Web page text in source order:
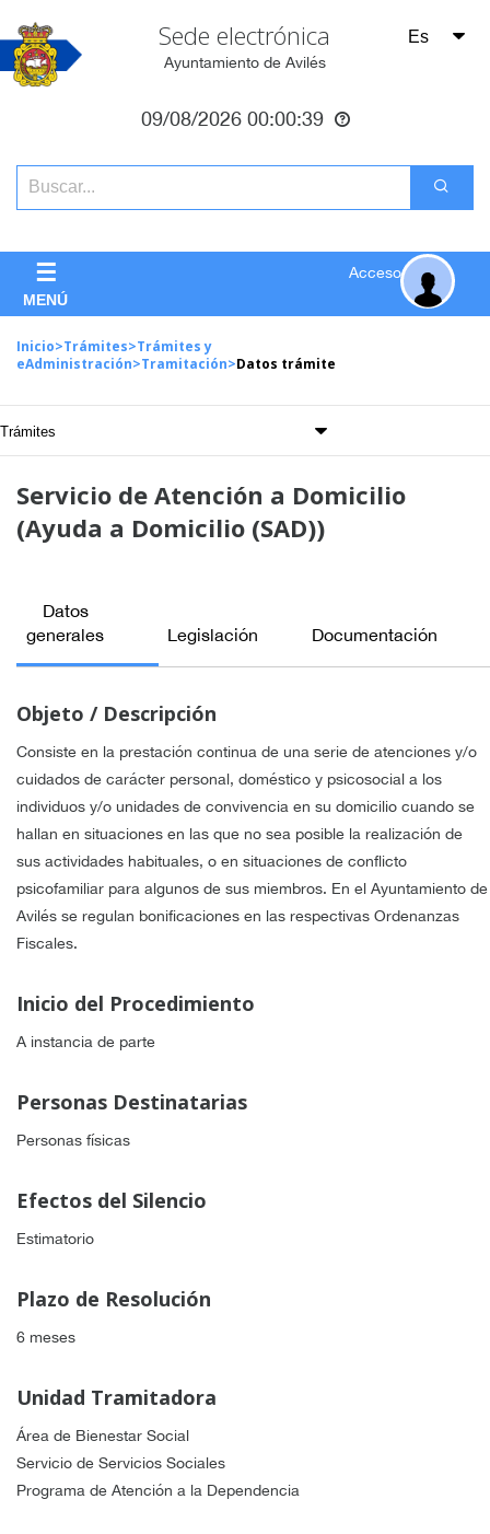
Sede electrónica
Ayuntamiento de Avilés
09/08/2026 00:00:40
☰
MENÚ
Acceso
Inicio>Trámites>Trámites y
eAdministración>Tramitación>Datos trámite
Servicio de Atención a Domicilio
(Ayuda a Domicilio (SAD))
Datos
generales
Legislación Documentación
Objeto / Descripción
Consiste en la prestación continua de una serie de atenciones y/o
cuidados de carácter personal, doméstico y psicosocial a los
individuos y/o unidades de convivencia en su domicilio cuando se
hallan en situaciones en las que no sea posible la realización de
sus actividades habituales, o en situaciones de conflicto
psicofamiliar para algunos de sus miembros. En el Ayuntamiento de
Avilés se regulan bonificaciones en las respectivas Ordenanzas
Fiscales.
Inicio del Procedimiento
A instancia de parte
Personas Destinatarias
Personas físicas
Efectos del Silencio
Estimatorio
Plazo de Resolución
6 meses
Unidad Tramitadora
Área de Bienestar Social
Servicio de Servicios Sociales
Programa de Atención a la Dependencia